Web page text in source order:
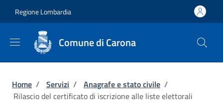
Regione Lombardia
Comune di Carona
Briciole di pane
Home / Servizi / Anagrafe e stato civile /
Rilascio del certificato di iscrizione alle liste elettorali